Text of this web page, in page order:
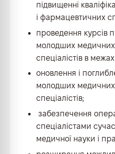
підвищенні
і фармацевтичних
проведення курсів
молодших
спеціалістів в
оновлення і
молодших
спеціалістів;
забезпечення
спеціалістами
медичної науки і